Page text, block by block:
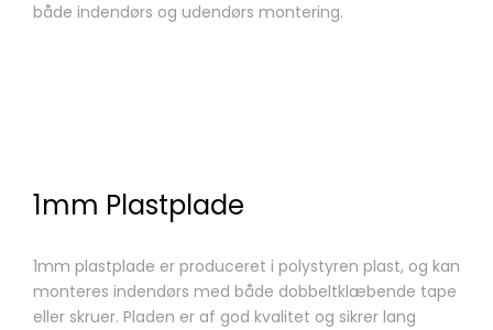
både indendørs og udendørs montering.
1mm Plastplade
1mm plastplade er produceret i polystyren plast, og kan
monteres indendørs med både dobbeltklæbende tape
eller skruer. Pladen er af god kvalitet og sikrer lang